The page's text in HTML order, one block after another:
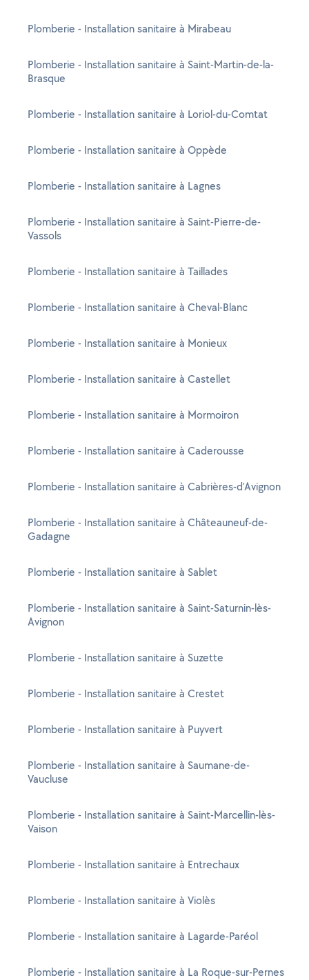
Plomberie - Installation sanitaire à Mirabeau
Plomberie - Installation sanitaire à Saint-Martin-de-la-
Brasque
Plomberie - Installation sanitaire à Loriol-du-Comtat
Plomberie - Installation sanitaire à Oppède
Plomberie - Installation sanitaire à Lagnes
Plomberie - Installation sanitaire à Saint-Pierre-de-
Vassols
Plomberie - Installation sanitaire à Taillades
Plomberie - Installation sanitaire à Cheval-Blanc
Plomberie - Installation sanitaire à Monieux
Plomberie - Installation sanitaire à Castellet
Plomberie - Installation sanitaire à Mormoiron
Plomberie - Installation sanitaire à Caderousse
Plomberie - Installation sanitaire à Cabrières-d'Avignon
Plomberie - Installation sanitaire à Châteauneuf-de-
Gadagne
Plomberie - Installation sanitaire à Sablet
Plomberie - Installation sanitaire à Saint-Saturnin-lès-
Avignon
Plomberie - Installation sanitaire à Suzette
Plomberie - Installation sanitaire à Crestet
Plomberie - Installation sanitaire à Puyvert
Plomberie - Installation sanitaire à Saumane-de-
Vaucluse
Plomberie - Installation sanitaire à Saint-Marcellin-lès-
Vaison
Plomberie - Installation sanitaire à Entrechaux
Plomberie - Installation sanitaire à Violès
Plomberie - Installation sanitaire à Lagarde-Paréol
Plomberie - Installation sanitaire à La Roque-sur-Pernes